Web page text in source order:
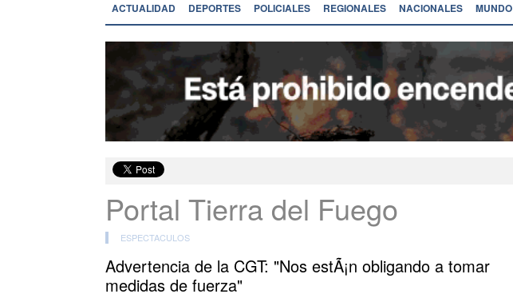
ACTUALIDAD DEPORTES POLICIALES REGIONALES NACIONALES MUNDO
Portal Tierra del Fuego
ESPECTACULOS
Advertencia de la CGT: "Nos estÃ¡n obligando a tomar
medidas de fuerza"